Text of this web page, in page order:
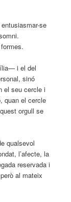
se
i el del
sinó
el seu cercle i
quan el cercle
orgull se
qualsevol
l’afecte, la
reservada i
al mateix